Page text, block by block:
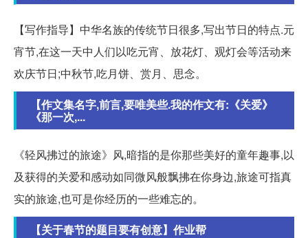
【写作指导】中华名族的传统节日很多,写出节日的特点.元
宵节,在这一天中人们以吃元宵、放花灯、观灯会等活动来
欢庆节日;中秋节,吃月饼、赏月、思念。
【作文集名字,前言,要唯美些.我的作文有:《关爱》
《那一次,...
《轻风拂过的旅途》风,暗指的是你那些美好的童年趣事,以
及获得的关爱和感动如同微风般飘拂在你身边,旅途可指真
实的旅途,也可是你经历的一些难忘的。
【关于春节的题目要有创意】作业帮